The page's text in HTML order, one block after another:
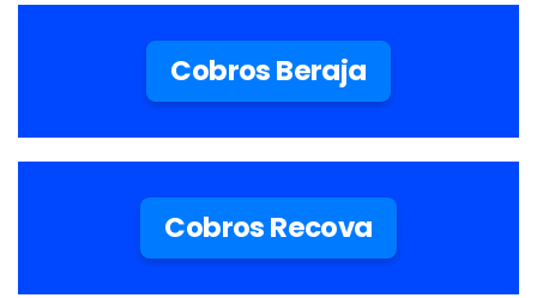
Cobros Beraja
Cobros Recova